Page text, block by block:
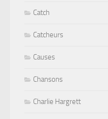
Catch
Catcheurs
Causes
Chansons
Charlie Hargrett